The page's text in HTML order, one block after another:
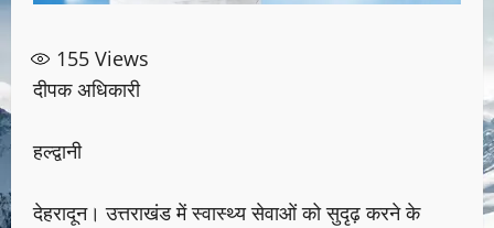
155 Views
दीपक अधिकारी
हल्द्वानी
देहरादून। उत्तराखंड में स्वास्थ्य सेवाओं को सुदृढ़ करने के